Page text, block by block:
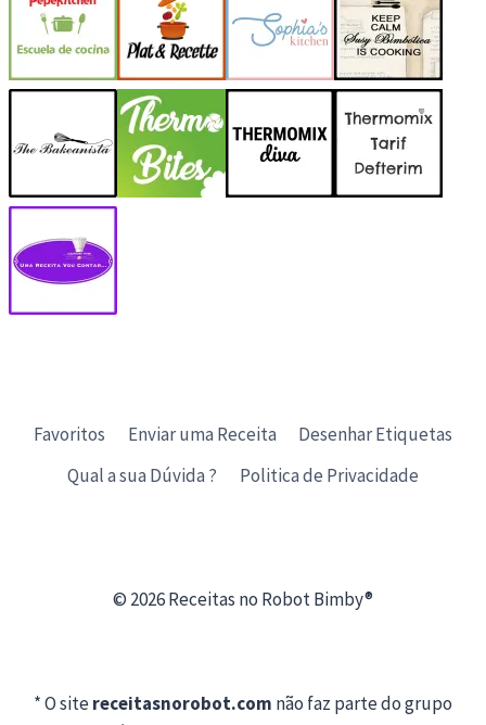
Favoritos Enviar uma Receita
Desenhar Etiquetas
Qual a sua Dúvida ?
Politica de Privacidade
© 2026 Receitas no Robot Bimby®
* O sitereceitasnorobot.com não faz parte do grupo